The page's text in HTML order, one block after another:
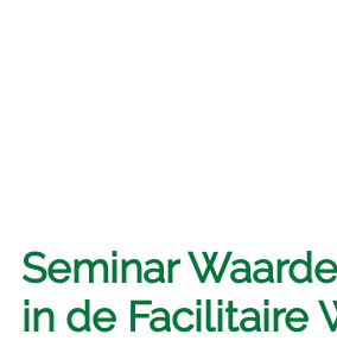
Seminar
in de Facilitaire